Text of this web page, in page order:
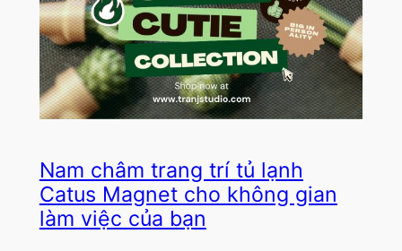
Nam châm trang trí tủ lạnh
Catus Magnet cho không gian
làm việc của bạn